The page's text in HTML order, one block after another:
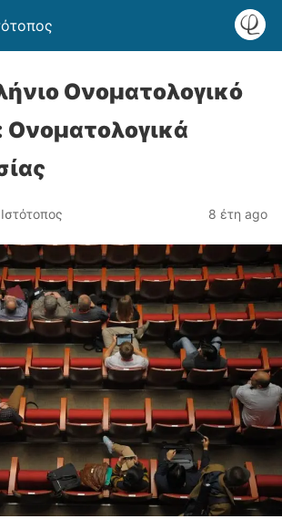
Ονοματολογικό
Ονοματολογικά
8 έτη ago